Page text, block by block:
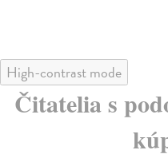
High-contrast mode
Čitatelia s